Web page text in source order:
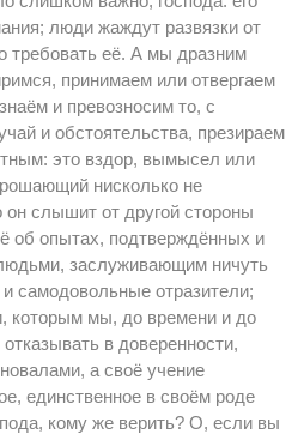
люди жаждут развязки от
требовать её. А мы дразним
принимаем или отвергаем
и превозносим то, с
и обстоятельства, презираем
это вздор, вымысел или
нисколько не
он слышит от другой стороны
об опытах, подтверждённых и
заслуживающим ничуть
самодовольные отразители;
которым мы, до времени и до
в доверенности,
а своё учение
единственное в своём роде
кому же верить? О, если вы